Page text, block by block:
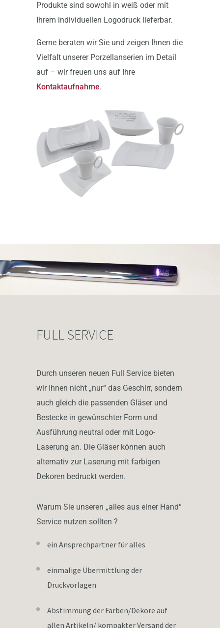
Produkte sind sowohl in weiß oder mit
Ihrem individuellen Logodruck lieferbar.
Gerne beraten wir Sie und zeigen Ihnen die
Vielfalt unserer Porzellanserien im Detail
auf – wir freuen uns auf Ihre
Kontaktaufnahme.
FULL SERVICE
Durch unseren neuen Full Service bieten
wir Ihnen nicht „nur“ das Geschirr, sondern
auch gleich die passenden Gläser und
Bestecke in gewünschter Form und
Ausführung neutral oder mit Logo-
Laserung an. Die Gläser können auch
alternativ zur Laserung mit farbigen
Dekoren bedruckt werden.
Warum Sie unseren „alles aus einer Hand“
Service nutzen sollten ?
ein Ansprechpartner für alles
einmalige Übermittlung der
Druckvorlagen
Abstimmung der Farben/Dekore auf
allen Artikeln/ kompakter Versand der